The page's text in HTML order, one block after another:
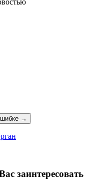
→
заинтересовать